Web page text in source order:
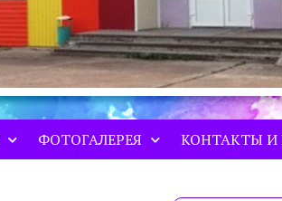
ФОТОГАЛЕРЕЯ КОНТАКТЫ И